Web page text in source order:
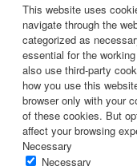
This website uses
navigate through the
categorized as
essential for the
also use third-party
how you use this
browser only with your
of these cookies. But
affect your browsing
Necessary
Necessary